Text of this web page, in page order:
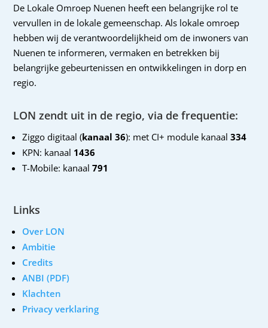
De Lokale Omroep Nuenen heeft een belangrijke rol te
vervullen in de lokale gemeenschap. Als lokale omroep
hebben wij de verantwoordelijkheid om de inwoners van
Nuenen te informeren, vermaken en betrekken bij
belangrijke gebeurtenissen en ontwikkelingen in dorp en
regio.
LON zendt uit in de regio, via de frequentie:
Ziggo digitaal (kanaal 36): met CI+ module kanaal 334
KPN: kanaal 1436
T-Mobile: kanaal791
Links
Over LON
Ambitie
Credits
ANBI (PDF)
Klachten
Privacy verklaring